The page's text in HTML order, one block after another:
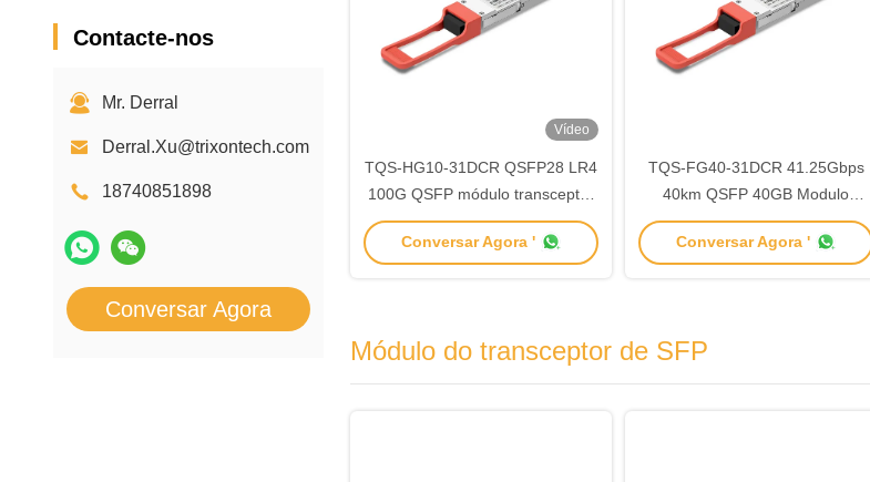
Contacte-nos
Mr. Derral
Derral.Xu@trixontech.com
18740851898
Conversar Agora
Vídeo
TQS-HG10-31DCR QSFP28 LR4
100G QSFP módulo transceptor
10km 1310nm
Conversar Agora '
TQS-FG40-31DCR 41.25Gbps
40km QSFP 40GB Modulo
Transceptor Transferência de
Dados de Alta Velocidade
Conversar Agora '
Módulo do transceptor de SFP